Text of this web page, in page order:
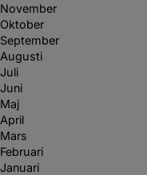
November
Oktober
September
Augusti
Juli
Juni
Maj
April
Mars
Februari
Januari